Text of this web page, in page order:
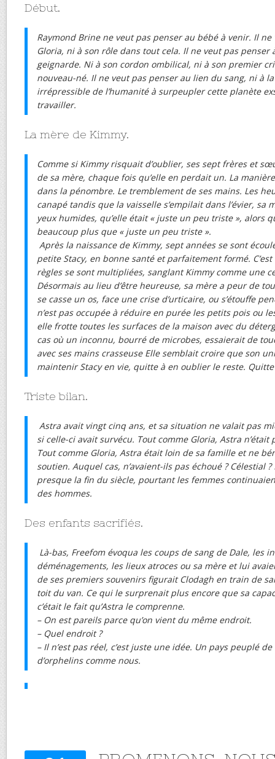
Début.
Raymond Brine ne veut pas penser au bébé à venir. Il
Gloria, ni à son rôle dans tout cela. Il ne veut pas
geignarde. Ni à son cordon ombilical, ni à son premier
nouveau-né. Il ne veut pas penser au lien du sang, ni à
irrépressible de l’humanité à surpeupler cette planète
travailler.
La mère de Kimmy.
Comme si Kimmy risquait d’oublier, ses sept frères et
de sa mère, chaque fois qu’elle en perdait un. La
dans la pénombre. Le tremblement de ses mains. Les
canapé tandis que la vaisselle s’empilait dans l’évier, sa
yeux humides, qu’elle était « juste un peu triste », alors
beaucoup plus que « juste un peu triste ».
Après la naissance de Kimmy, sept années se sont
petite Stacy, en bonne santé et parfaitement formé.
règles se sont multipliées, sanglant Kimmy comme une
Désormais au lieu d’être heureuse, sa mère a peur de
se casse un os, face une crise d’urticaire, ou s’étouffe
n’est pas occupée à réduire en purée les petits pois ou
elle frotte toutes les surfaces de la maison avec du
cas où un inconnu, bourré de microbes, essaierait de
avec ses mains crasseuse Elle semblait croire que son
maintenir Stacy en vie, quitte à en oublier le reste.
Triste bilan.
Astra avait vingt cinq ans, et sa situation ne valait pas
si celle-ci avait survécu. Tout comme Gloria, Astra
Tout comme Gloria, Astra était loin de sa famille et ne
soutien. Auquel cas, n’avaient-ils pas échoué ? Célestial ?
presque la fin du siècle, pourtant les femmes
des hommes.
Des enfants sacrifiés.
Là-bas, Freefom évoqua les coups de sang de Dale, les
déménagements, les lieux atroces ou sa mère et lui
de ses premiers souvenirs figurait Clodagh en train de
toit du van. Ce qui le surprenait plus encore que sa
c’était le fait qu’Astra le comprenne.
– On est pareils parce qu’on vient du même endroit.
– Quel endroit ?
– Il n’est pas réel, c’est juste une idée. Un pays peuplé
d’orphelins comme nous.